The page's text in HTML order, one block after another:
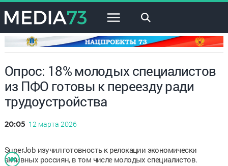
×
Опрос: 18% молодых специалистов
из ПФО готовы к переезду ради
трудоустройства
20:05 12 марта 2026
SuperJob изучил готовность к релокации экономически
активных россиян, в том числе молодых специалистов.